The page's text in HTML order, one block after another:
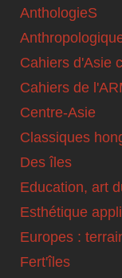
AnthologieS
Cahiers d'Asie
Cahiers de
Centre-Asie
Classiques
Des îles
Education, art
Esthétique
Europes :
Fert'îles